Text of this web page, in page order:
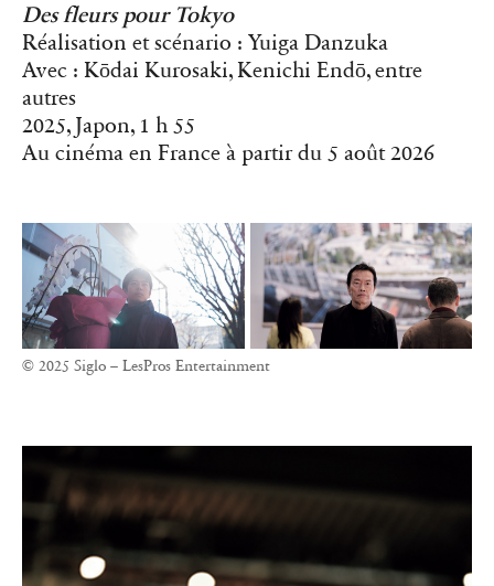
Des fleurs pour Tokyo
Réalisation et scénario : Yuiga Danzuka
Avec : Kōdai Kurosaki, Kenichi Endō, entre
autres
2025, Japon, 1 h 55
Au cinéma en France à partir du 5 août 2026
© 2025 Siglo – LesPros Entertainment